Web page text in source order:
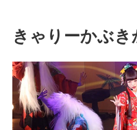
きゃりーかぶ